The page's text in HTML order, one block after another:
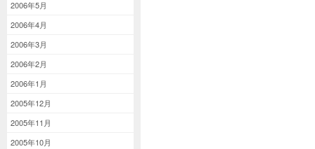
2006年5月
2006年4月
2006年3月
2006年2月
2006年1月
2005年12月
2005年11月
2005年10月